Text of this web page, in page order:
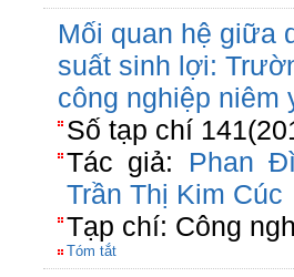
Mối quan hệ giữa
suất sinh lợi:
công nghiệp niêm
Số tạp chí
Tác giả: Phan
Trần Thị Kim Cúc
Tạp chí: Công
Tóm tắt